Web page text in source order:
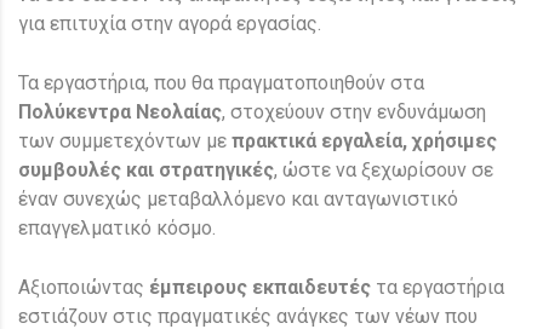
για επιτυχία στην αγορά εργασίας.
Τα εργαστήρια, που θα πραγματοποιηθούν στα
Πολύκεντρα Νεολαίας, στοχεύουν στην ενδυνάμωση
των συμμετεχόντων με πρακτικά εργαλεία, χρήσιμες
συμβουλές και στρατηγικές, ώστε να ξεχωρίσουν σε
έναν συνεχώς μεταβαλλόμενο και ανταγωνιστικό
επαγγελματικό κόσμο.
Αξιοποιώντας έμπειρους εκπαιδευτές τα εργαστήρια
εστιάζουν στις πραγματικές ανάγκες των νέων που